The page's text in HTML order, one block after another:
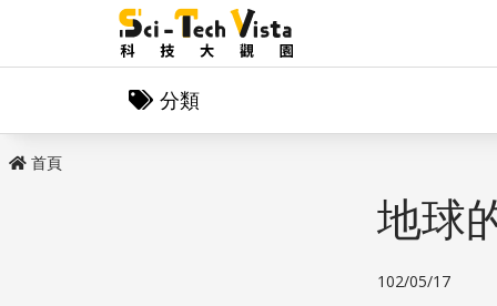
分類
首頁
地球
102/05/17